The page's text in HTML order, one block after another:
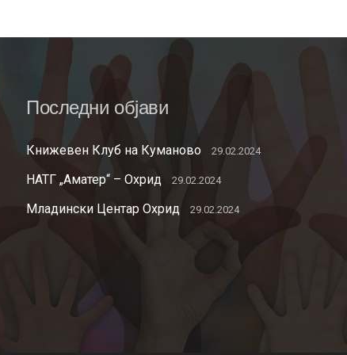
Последни објави
Книжевен Клуб на Куманово 29.02.2024
НАТГ „Аматер“ – Охрид 29.02.2024
Младински Центар Охрид 29.02.2024